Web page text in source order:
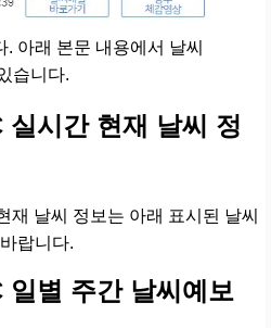
아래 본문 내용에서 날씨
습니다.
실시간 현재 날씨 정
재 날씨 정보는 아래 표시된 날씨
랍니다.
일별 주간 날씨예보